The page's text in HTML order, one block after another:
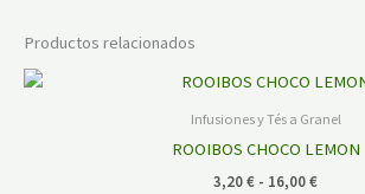
Productos relacionados
Infusiones y Tés a Granel
ROOIBOS CHOCO LEMON
3,20€ - 16,00€
Rango
precios:
3,20 €
hasta